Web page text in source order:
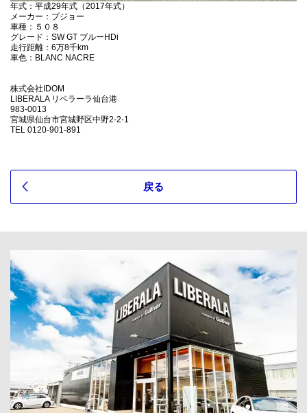
年式：平成29年式（2017年式）
メーカー：プジョー
車種：５０８
グレード：SW GT ブルーHDi
走行距離：6万8千km
車色：BLANC NACRE
株式会社IDOM
LIBERALA リベラーラ仙台港
983-0013
宮城県仙台市宮城野区中野2-2-1
TEL 0120-901-891
戻る